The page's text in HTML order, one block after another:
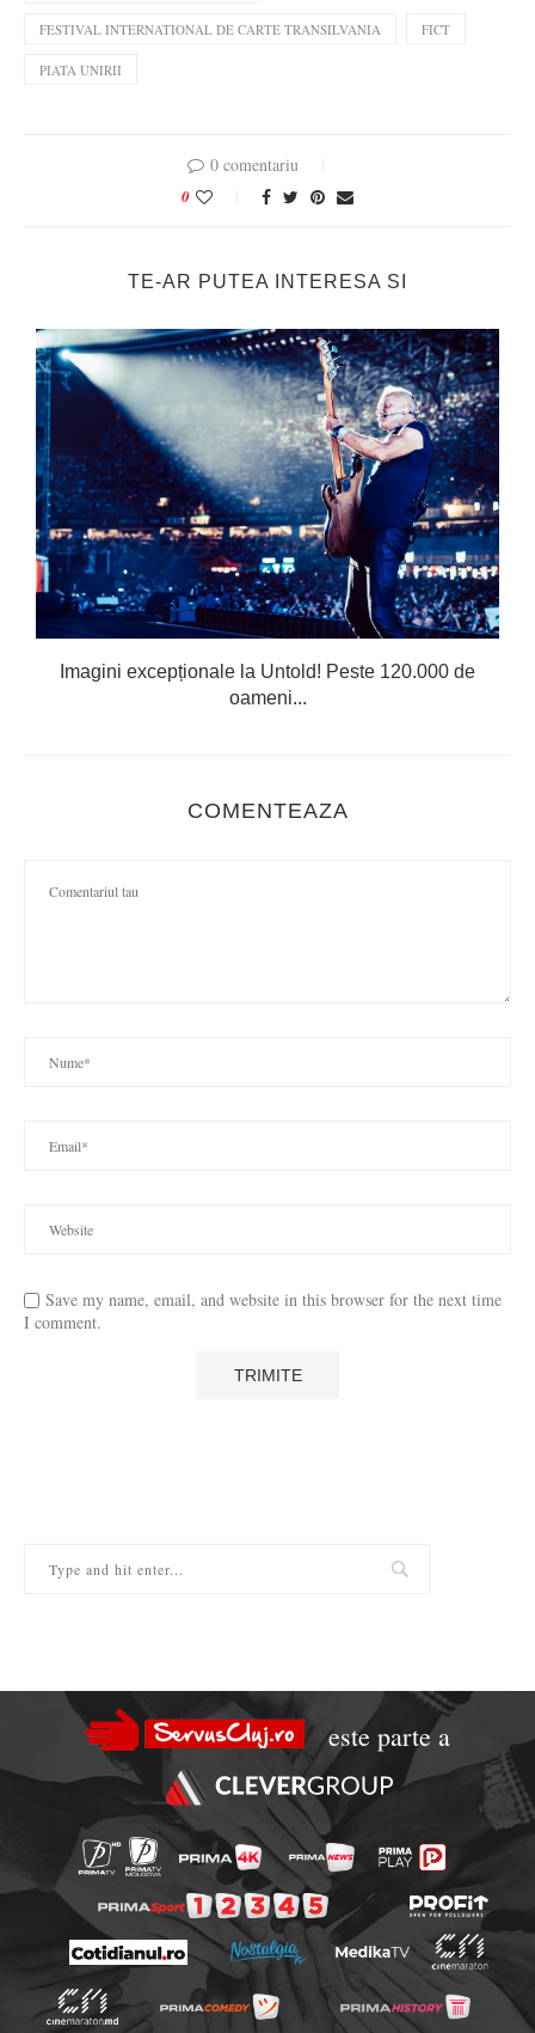
FESTIVAL INTERNATIONAL DE CARTE TRANSILVANIA FICT
PIATA UNIRII
0 comentariu
0
TE-AR PUTEA INTERESA SI
Imagini excepționale la Untold! Peste 120.000 de
oameni...
COMENTEAZA
Save my name, email, and website in this browser for the next time
I comment.
este parte a